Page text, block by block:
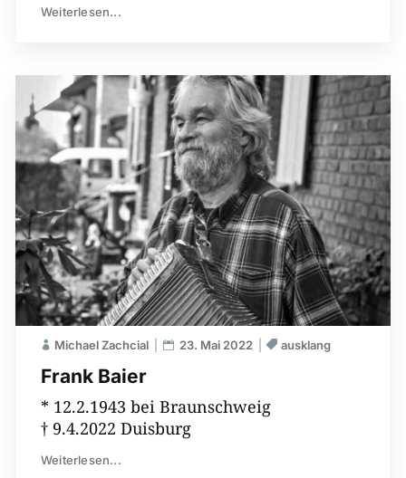
Weiterlesen...
Frank Baier
Michael Zachcial 23. Mai 2022 ausklang
* 12.2.1943 bei Braunschweig
† 9.4.2022 Duisburg
Weiterlesen...